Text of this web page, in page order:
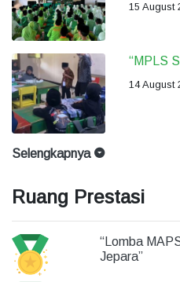
15 August
“MPLS
14 August
Selengkapnya
Ruang Prestasi
“Lomba
Jepara”